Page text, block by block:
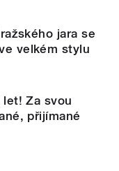
jara se
velkém stylu
Za svou
přijímané